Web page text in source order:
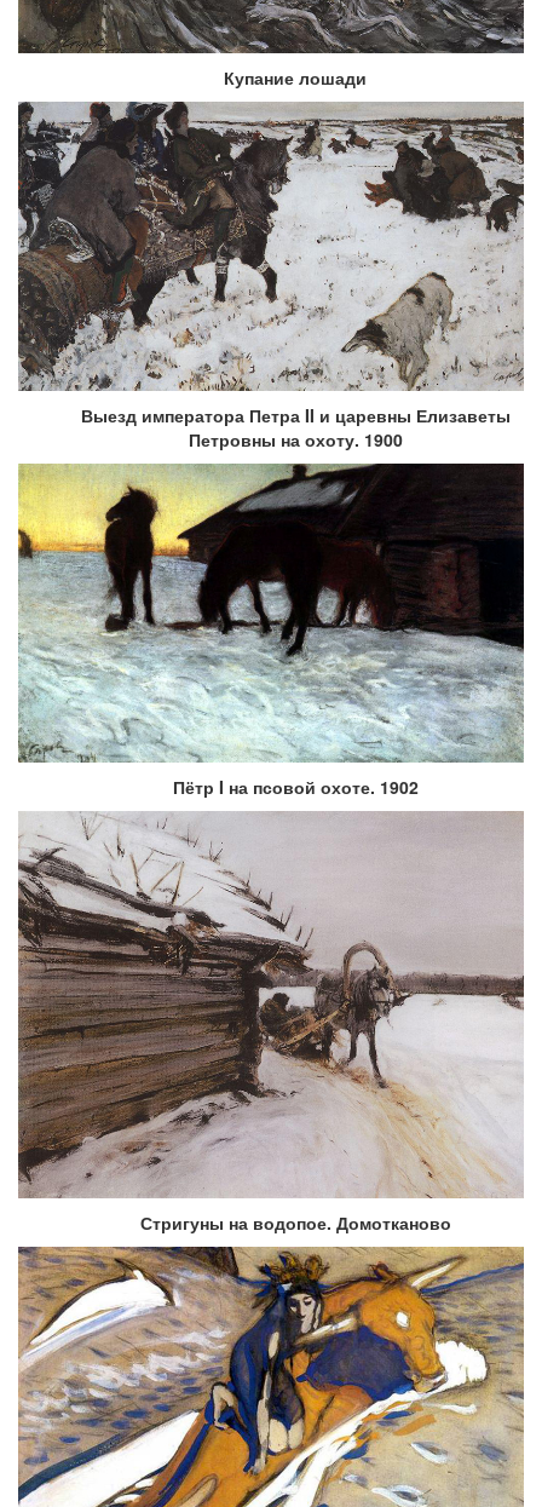
Купание лошади
Выезд императора Петра II и царевны Елизаветы
Петровны на охоту. 1900
Пётр I на псовой охоте. 1902
Стригуны на водопое. Домотканово